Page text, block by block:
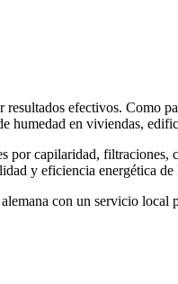
resultados efectivos.
humedad en viviendas,
por capilaridad,
y eficiencia energética de
con un servicio